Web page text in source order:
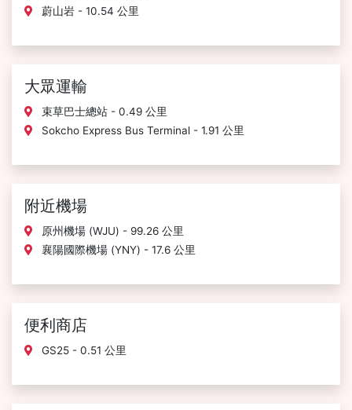
蔚山岩 - 10.54 公里
大眾運輸
束草巴士總站 - 0.49 公里
Sokcho Express Bus Terminal - 1.91 公里
附近機場
原州機場 (WJU) - 99.26 公里
襄陽國際機場 (YNY) - 17.6 公里
便利商店
GS25 - 0.51 公里